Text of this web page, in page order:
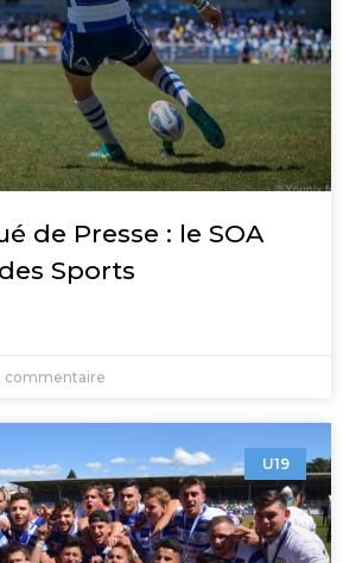
de Presse : le SOA
Sports
commentaire
U19